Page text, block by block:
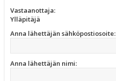
Vastaanottaja:
Ylläpitäjä
Anna lähettäjän sähköpostiosoite:
Anna lähettäjän nimi: